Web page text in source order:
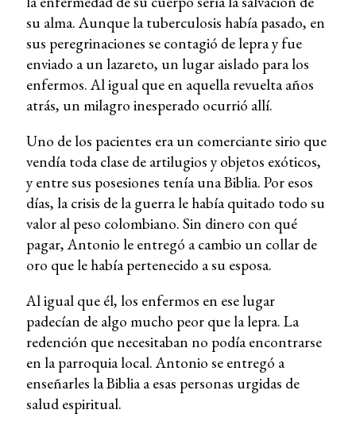
su alma. Aunque la tuberculosis había pasado, en
sus peregrinaciones se contagió de lepra y fue
enviado a un lazareto, un lugar aislado para los
enfermos. Al igual que en aquella revuelta años
atrás, un milagro inesperado ocurrió allí.
Uno de los pacientes era un comerciante sirio que
vendía toda clase de artilugios y objetos exóticos,
y entre sus posesiones tenía una Biblia. Por esos
días, la crisis de la guerra le había quitado todo su
valor al peso colombiano. Sin dinero con qué
pagar, Antonio le entregó a cambio un collar de
oro que le había pertenecido a su esposa.
Al igual que él, los enfermos en ese lugar
padecían de algo mucho peor que la lepra. La
redención que necesitaban no podía encontrarse
en la parroquia local. Antonio se entregó a
enseñarles la Biblia a esas personas urgidas de
salud espiritual.